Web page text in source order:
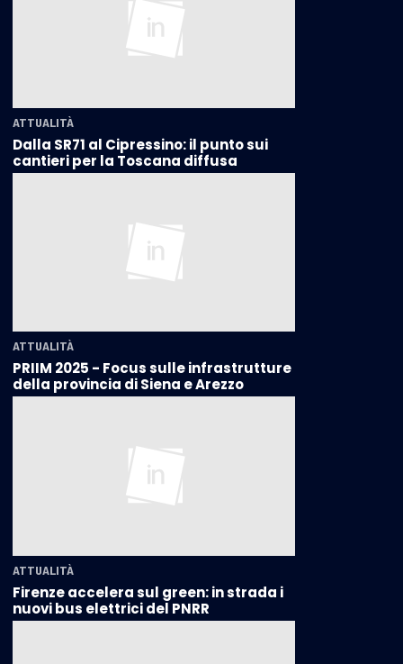
ATTUALITÀ
Dalla SR71 al Cipressino: il punto sui
cantieri per la Toscana diffusa
ATTUALITÀ
PRIIM 2025 - Focus sulle infrastrutture
della provincia di Siena e Arezzo
ATTUALITÀ
Firenze accelera sul green: in strada i
nuovi bus elettrici del PNRR